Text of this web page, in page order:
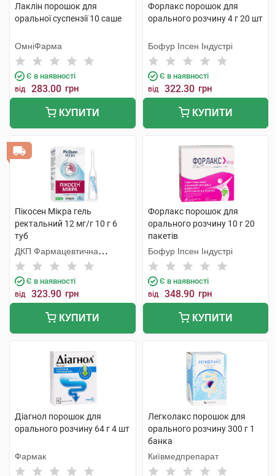
Лаклін порошок для
оральної суспензії 10 саше
ОмніФарма
Є в наявності
від 283.00 грн
КУПИТИ
Форлакс порошок для
орального розчину 4 г 20 шт
Бофур Іпсен Індустрі
Є в наявності
від 322.30 грн
КУПИТИ
Пікосен Мікра гель
ректальний 12 мг/г 10 г 6
туб
ДКП Фармацевтична
фабрика
Є в наявності
від 323.90 грн
КУПИТИ
Форлакс порошок для
орального розчину 10 г 20
пакетів
Бофур Іпсен Індустрі
Є в наявності
від 348.90 грн
КУПИТИ
Діагнол порошок для
орального розчину 64 г 4 шт
Фармак
Легколакс порошок для
орального розчину 300 г 1
банка
Київмедпрепарат